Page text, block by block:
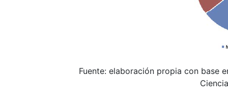
Fuente: elaboración propia con base